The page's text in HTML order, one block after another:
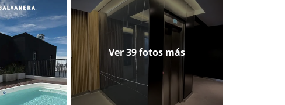
Ver 39 fotos más